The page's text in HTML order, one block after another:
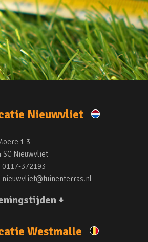
Nieuwvliet
1-3
SC Nieuwvliet
0117-372193
nieuwvliet@tuinenterras.nl
+
Westmalle